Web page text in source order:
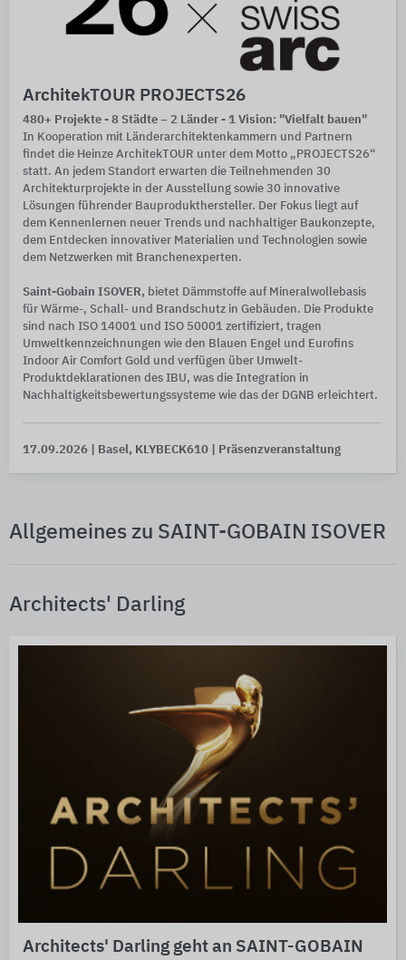
ArchitekTOUR PROJECTS26
480+ Projekte - 8 Städte – 2 Länder - 1 Vision: "Vielfalt bauen"
In Kooperation mit Länderarchitektenkammern und Partnern
findet die Heinze ArchitekTOUR unter dem Motto „PROJECTS26“
statt. An jedem Standort erwarten die Teilnehmenden 30
Architekturprojekte in der Ausstellung sowie 30 innovative
Lösungen führender Bauprodukthersteller. Der Fokus liegt auf
dem Kennenlernen neuer Trends und nachhaltiger Baukonzepte,
dem Entdecken innovativer Materialien und Technologien sowie
dem Netzwerken mit Branchenexperten.
Saint-Gobain ISOVER, bietet Dämmstoffe auf Mineralwollebasis
für Wärme-, Schall- und Brandschutz in Gebäuden. Die Produkte
sind nach ISO 14001 und ISO 50001 zertifiziert, tragen
Umweltkennzeichnungen wie den Blauen Engel und Eurofins
Indoor Air Comfort Gold und verfügen über Umwelt-
Produktdeklarationen des IBU, was die Integration in
Nachhaltigkeitsbewertungssysteme wie das der DGNB erleichtert.
17.09.2026 | Basel, KLYBECK610 | Präsenzveranstaltung
Allgemeines zu SAINT-GOBAIN ISOVER
Architects' Darling
Architects' Darling geht an SAINT-GOBAIN